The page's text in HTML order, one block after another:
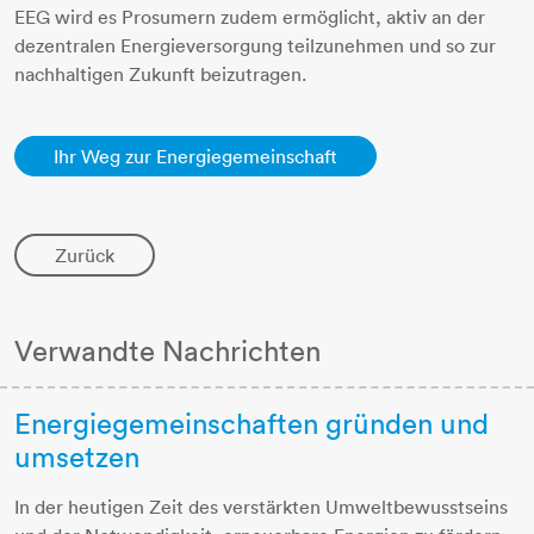
EEG wird es Prosumern zudem ermöglicht, aktiv an der
dezentralen Energieversorgung teilzunehmen und so zur
nachhaltigen Zukunft beizutragen.
Ihr Weg zur Energiegemeinschaft
Zurück
Verwandte Nachrichten
Energiegemeinschaften gründen und
umsetzen
In der heutigen Zeit des verstärkten Umweltbewusstseins